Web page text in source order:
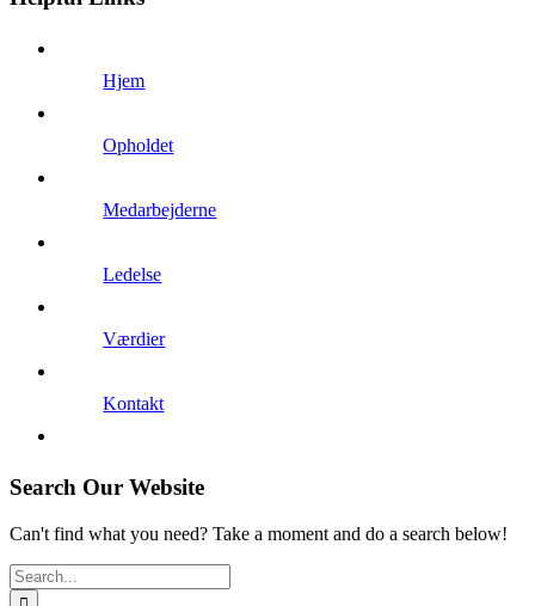
Hjem
Opholdet
Medarbejderne
Ledelse
Værdier
Kontakt
Search Our Website
Can't find what you need? Take a moment and do a search below!
Search
for: